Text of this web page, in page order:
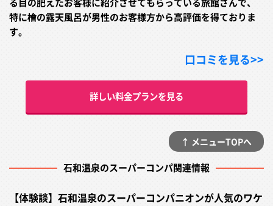
特に檜の露天風呂が男性のお客様方から高評価を得ておりま
す。
口コミを見る>>
詳しい料金プランを見る
↑ メニューTOPへ
石和温泉のスーパーコンパ関連情報
【体験談】石和温泉のスーパーコンパニオンが人気のワケ